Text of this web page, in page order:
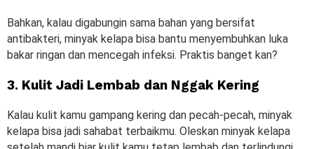
Bahkan, kalau digabungin sama bahan yang bersifat
antibakteri, minyak kelapa bisa bantu menyembuhkan luka
bakar ringan dan mencegah infeksi. Praktis banget kan?
3. Kulit Jadi Lembab dan Nggak Kering
Kalau kulit kamu gampang kering dan pecah-pecah, minyak
kelapa bisa jadi sahabat terbaikmu. Oleskan minyak kelapa